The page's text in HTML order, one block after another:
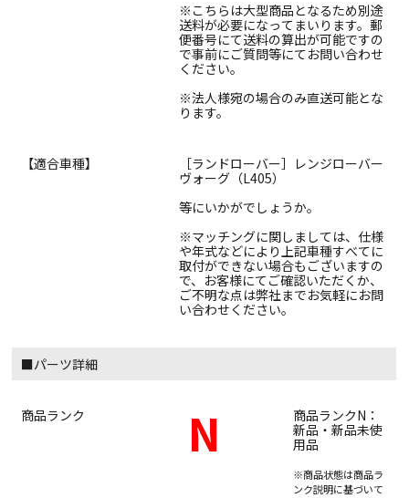
※こちらは大型商品となるため別途
送料が必要になってまいります。郵
便番号にて送料の算出が可能ですの
で事前にご質問等にてお問い合わせ
ください。
※法人様宛の場合のみ直送可能とな
ります。
【適合車種】
［ランドローバー］レンジローバー
ヴォーグ（L405）
等にいかがでしょうか。
※マッチングに関しましては、仕様
や年式などにより上記車種すべてに
取付ができない場合もございますの
で、お客様にてご確認いただくか、
ご不明な点は弊社までお気軽にお問
い合わせください。
■パーツ詳細
商品ランク N
商品ランクN：
新品・新品未使
用品
※商品状態は商品ラ
ンク説明に基づいて